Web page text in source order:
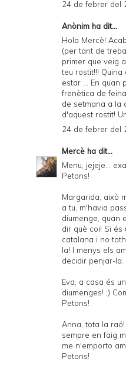
24 de febrer del
Anònim ha dit...
Hola Mercè!
(per tant de
primer que veig
teu rostit!!! Quina
estar ... En quan
frenètica de
de setmana a la
d'aquest rostit!
24 de febrer del
Mercè ha dit...
Menu, jejeje...
Petons!
Margarida, això
a tu, m'havia
diumenge, quan
dir què coi! Si
catalana i no
la! I menys els
decidir penjar-la.
Eva, a casa és
diumenges! ;)
Petons!
Anna, tota la
sempre en faig
me n'emporto
Petons!